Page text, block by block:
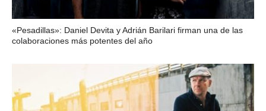
«Pesadillas»: Daniel Devita y Adrián Barilari firman una de las
colaboraciones más potentes del año